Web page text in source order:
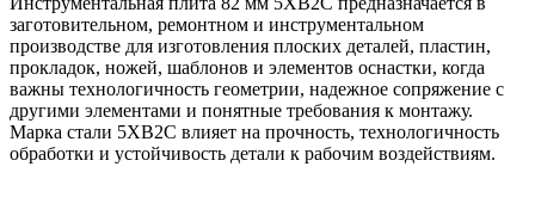
заготовительном, ремонтном и инструментальном
производстве для изготовления плоских деталей, пластин,
прокладок, ножей, шаблонов и элементов оснастки, когда
важны технологичность геометрии, надежное сопряжение с
другими элементами и понятные требования к монтажу.
Марка стали 5ХВ2С влияет на прочность, технологичность
обработки и устойчивость детали к рабочим воздействиям.